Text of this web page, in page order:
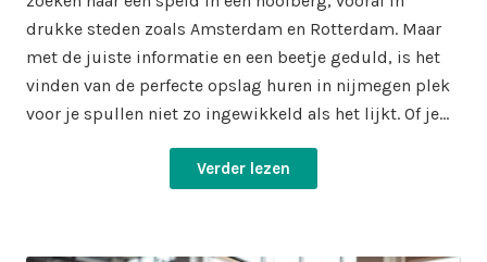
drukke steden zoals Amsterdam en Rotterdam. Maar
met de juiste informatie en een beetje geduld, is het
vinden van de perfecte opslag huren in nijmegen plek
voor je spullen niet zo ingewikkeld als het lijkt. Of je…
Verder lezen